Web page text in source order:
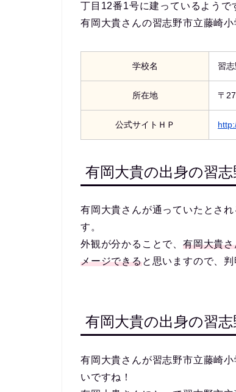
丁目12番1号に建っているようで
有岡大貴さんの習志野市立藤崎小
学校名 習
所在地 〒
公式サイトＨＰ
有岡大貴の出身の習
有岡大貴さんが通っていたとさ
す。
外観が分かることで、 有岡大貴
メージできると思いますので、判
有岡大貴の出身の習
有岡大貴さんが習志野市立藤崎
いですね！